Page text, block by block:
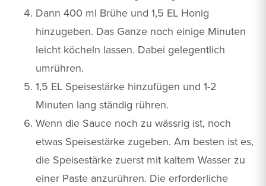
Dann 400 ml Brühe und 1,5 EL Honig
hinzugeben. Das Ganze noch einige Minuten
leicht köcheln lassen. Dabei gelegentlich
umrühren.
1,5 EL Speisestärke hinzufügen und 1-2
Minuten lang ständig rühren.
Wenn die Sauce noch zu wässrig ist, noch
etwas Speisestärke zugeben. Am besten ist es,
die Speisestärke zuerst mit kaltem Wasser zu
einer Paste anzurühren. Die erforderliche